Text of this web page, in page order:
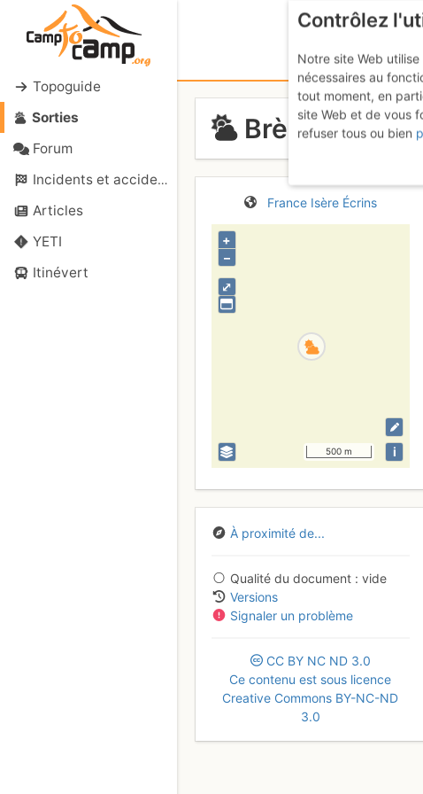
Topoguide
Sorties
Forum
Incidents et accidents
Articles
YETI
Itinévert
Brèche des
France Isère Écrins
⤢
+
–
500 m i
À proximité de...
Qualité du document
vide
Versions
Signaler un problème
CC BY NC ND 3.0
Ce contenu est sous licence
Creative Commons BY-NC-ND
3.0
Contrôlez
Notre site Web
nécessaires au
tout moment, en
site Web et de vous
refuser tous ou bien